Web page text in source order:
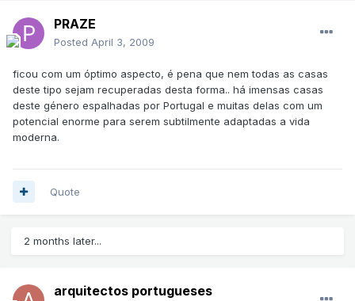
PRAZE
Posted April 3, 2009
ficou com um óptimo aspecto, é pena que nem todas as casas
deste tipo sejam recuperadas desta forma.. há imensas casas
deste género espalhadas por Portugal e muitas delas com um
potencial enorme para serem subtilmente adaptadas a vida
moderna.
Quote
2 months later...
arquitectos portugueses